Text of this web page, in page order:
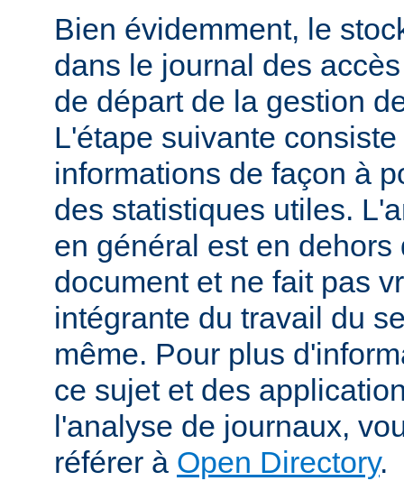
Bien évidemment, le
dans le journal des
de départ de la gestion
L'étape suivante
informations de façon à
des statistiques utiles.
en général est en dehors
document et ne fait pas
intégrante du travail du
même. Pour plus
ce sujet et des
l'analyse de journaux,
référer à Open Directory.